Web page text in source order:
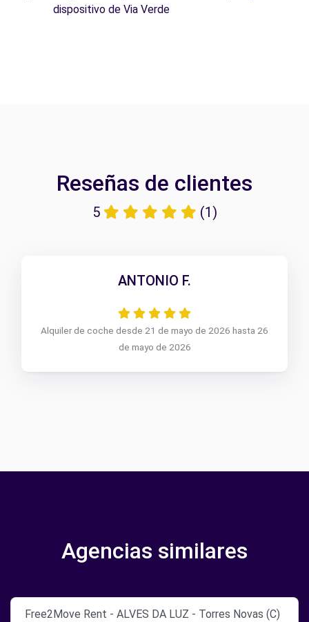
dispositivo de Via Verde
Reseñas de clientes
5 (1)
ANTONIO F.
Alquiler de coche desde 21 de mayo de 2026 hasta 26
de mayo de 2026
Agencias similares
Free2Move Rent - ALVES DA LUZ - Torres Novas (C)